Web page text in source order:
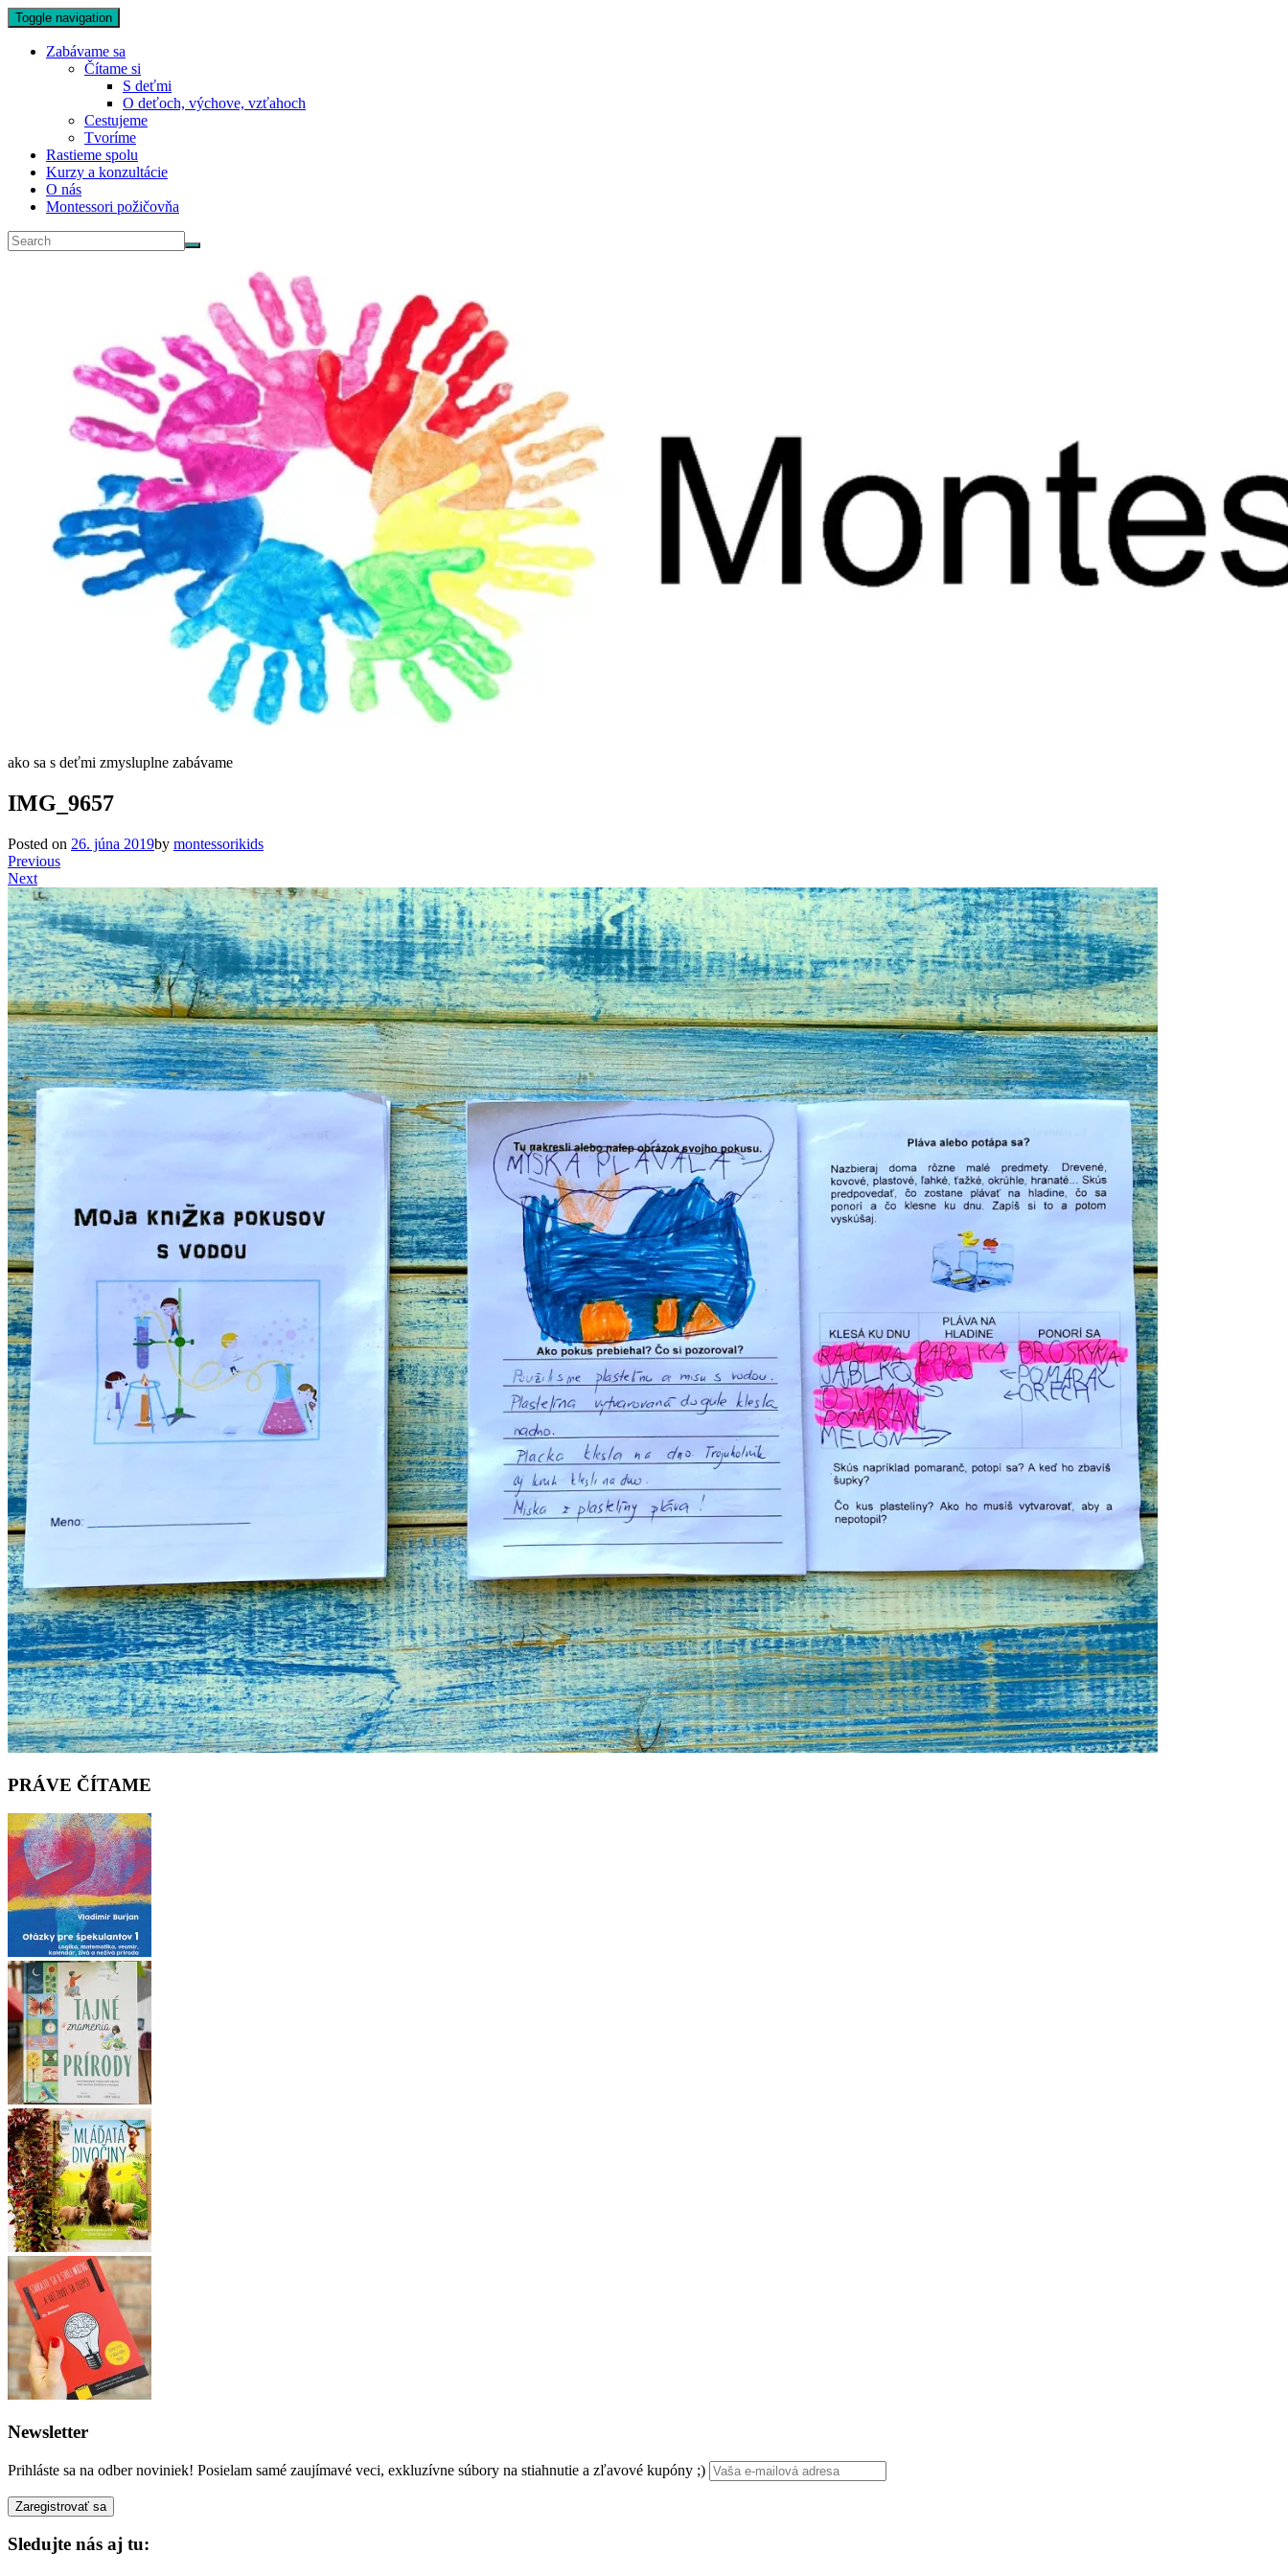
Toggle navigation
Zabávame sa
Čítame si
S deťmi
O deťoch, výchove, vzťahoch
Cestujeme
Tvoríme
Rastieme spolu
Kurzy a konzultácie
O nás
Montessori požičovňa
ako sa s deťmi zmysluplne zabávame
IMG_9657
Posted on 26. júna 2019by montessorikids
Previous
Next
PRÁVE ČÍTAME
Newsletter
Prihláste sa na odber noviniek! Posielam samé zaujímavé veci, exkluzívne súbory na stiahnutie a zľavové kupóny ;)
Sledujte nás aj tu: